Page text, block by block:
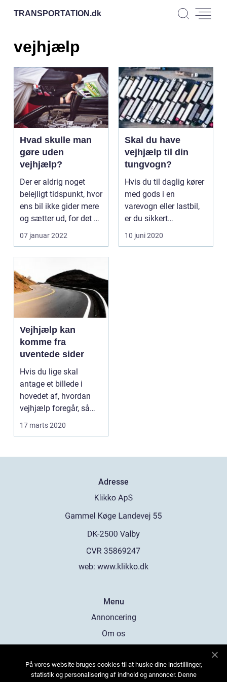
TRANSPORTATION.dk
vejhjælp
Hvad skulle man
gøre uden
vejhjælp?
Der er aldrig noget
belejligt tidspunkt, hvor
ens bil ikke gider mere
og sætter ud, for det er
aldri...
07 januar 2022
Skal du have
vejhjælp til din
tungvogn?
Hvis du til daglig kører
med gods i en
varevogn eller lastbil,
er du sikkert
opmærksom ...
10 juni 2020
Vejhjælp kan
komme fra
uventede sider
Hvis du lige skal
antage et billede i
hovedet af, hvordan
vejhjælp foregår, så
kun...
17 marts 2020
Adresse
web: www.klikko.dk
Menu
Annoncering
Om os
Kontakt os
På vores website bruges cookies til at huske dine indstillinger,
statistik og personalisering af indhold og annoncer. Denne